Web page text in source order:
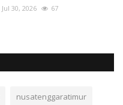
Jul 30, 2026 67
nusatenggaratimur